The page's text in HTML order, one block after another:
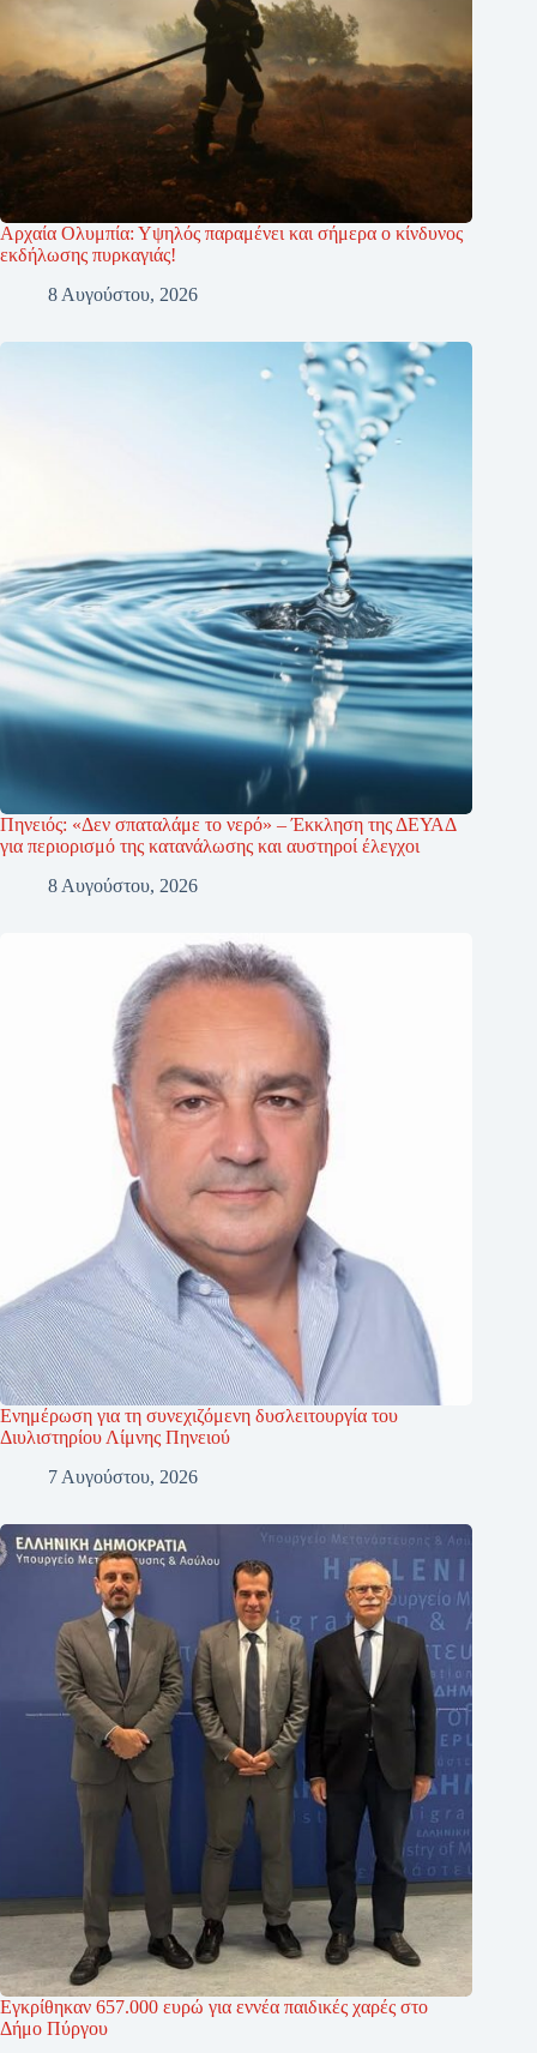
Αρχαία Ολυμπία: Υψηλός παραμένει και σήμερα ο κίνδυνος
εκδήλωσης πυρκαγιάς!
8 Αυγούστου, 2026
Πηνειός: «Δεν σπαταλάμε το νερό» – Έκκληση της ΔΕΥΑΔ
για περιορισμό της κατανάλωσης και αυστηροί έλεγχοι
8 Αυγούστου, 2026
Ενημέρωση για τη συνεχιζόμενη δυσλειτουργία του
Διυλιστηρίου Λίμνης Πηνειού
7 Αυγούστου, 2026
Εγκρίθηκαν 657.000 ευρώ για εννέα παιδικές χαρές στο
Δήμο Πύργου